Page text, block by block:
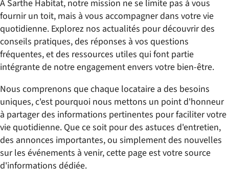
À Sarthe Habitat, notre mission ne se limite pas à vous
fournir un toit, mais à vous accompagner dans votre vie
quotidienne. Explorez nos actualités pour découvrir des
conseils pratiques, des réponses à vos questions
fréquentes, et des ressources utiles qui font partie
intégrante de notre engagement envers votre bien-être.
Nous comprenons que chaque locataire a des besoins
uniques, c'est pourquoi nous mettons un point d'honneur
à partager des informations pertinentes pour faciliter votre
vie quotidienne. Que ce soit pour des astuces d'entretien,
des annonces importantes, ou simplement des nouvelles
sur les événements à venir, cette page est votre source
d'informations dédiée.